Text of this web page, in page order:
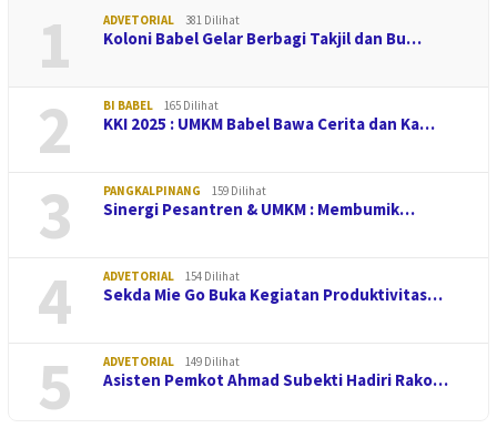
1 ADVETORIAL 381 Dilihat
Koloni Babel Gelar Berbagi Takjil dan Bu…
2 BI BABEL 165 Dilihat
KKI 2025 : UMKM Babel Bawa Cerita dan Ka…
3 PANGKALPINANG 159 Dilihat
Sinergi Pesantren & UMKM : Membumik…
4 ADVETORIAL 154 Dilihat
Sekda Mie Go Buka Kegiatan Produktivitas…
5 ADVETORIAL 149 Dilihat
Asisten Pemkot Ahmad Subekti Hadiri Rako…